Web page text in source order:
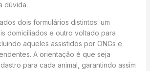
dúvida.
dois formulários distintos: um
domiciliados e outro voltado para
aqueles assistidos por ONGs e
A orientação é que seja
para cada animal, garantindo assim